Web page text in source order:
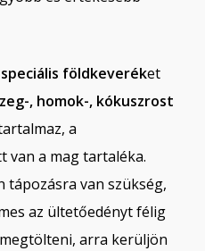
speciális földkeveréket
, homok-, kókuszrost
a
van a mag tartaléka.
tápozásra van szükség,
az ültetőedényt félig
arra kerüljön